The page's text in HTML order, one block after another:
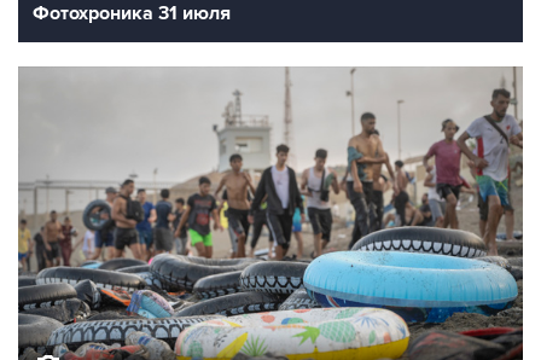
Фотохроника 31 июля